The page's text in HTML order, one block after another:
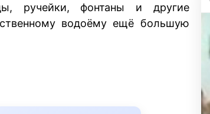
ручейки, фонтаны и другие
водоёму ещё большую